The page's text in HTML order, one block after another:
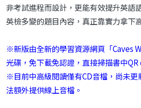
非考試進程而設計，更能有效提升英語
英檢多變的題目內容，真正靠實力拿下
※新版由全新的學習資源網頁「Caves
光碟，免下載免認證，直接掃描書中
※目前中高級閱讀僅有CD音檔，尚未
法額外提供線上音檔。